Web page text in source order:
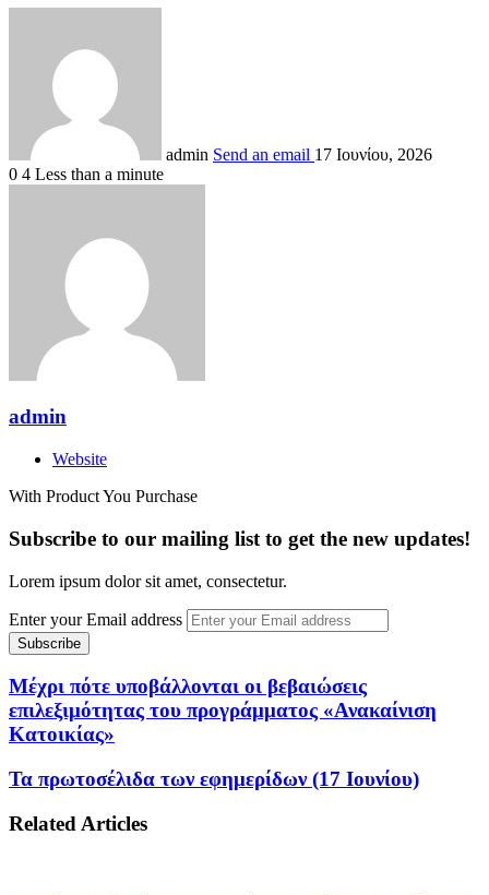
admin Send an email 17 Ιουνίου, 2026
0 4 Less than a minute
admin
Website
With Product You Purchase
Subscribe to our mailing list to get the new updates!
Lorem ipsum dolor sit amet, consectetur.
Enter your Email address
Μέχρι πότε υποβάλλονται οι βεβαιώσεις
επιλεξιμότητας του προγράμματος «Ανακαίνιση
Κατοικίας»
Τα πρωτοσέλιδα των εφημερίδων (17 Ιουνίου)
Related Articles